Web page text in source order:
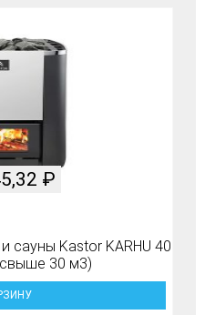
сауны Kastor KARHU 40
30 м3)
₽